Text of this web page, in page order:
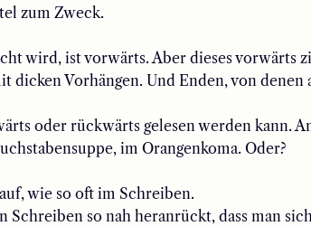
zum Zweck.
wird, ist vorwärts. Aber dieses vorwärts
dicken Vorhängen. Und Enden, von denen
oder rückwärts gelesen werden kann.
im Orangenkoma. Oder?
, wie so oft im Schreiben.
Schreiben so nah heranrückt, dass man